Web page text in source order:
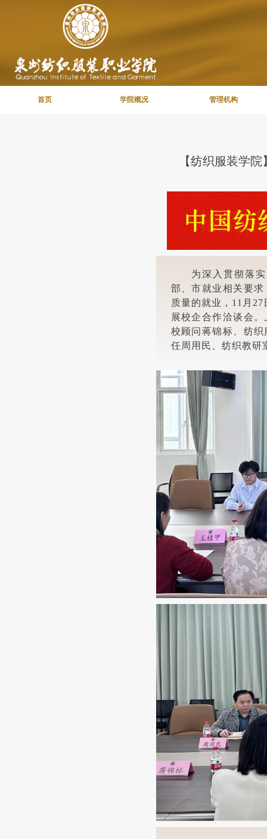
首页 学院概况 管理机构
【纺织服装学
为深入贯彻落
部、市就业相关要
质量的就业，11月
展校企合作洽谈会
校顾问蒋锦标、纺
任周用民、纺织教研